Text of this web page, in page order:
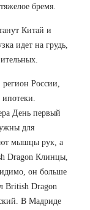
бремя.
Китай и
идет на грудь,
России,
День первый
для
мышцы рук, а
Dragon Клинцы,
он больше
British Dragon
В Мадриде